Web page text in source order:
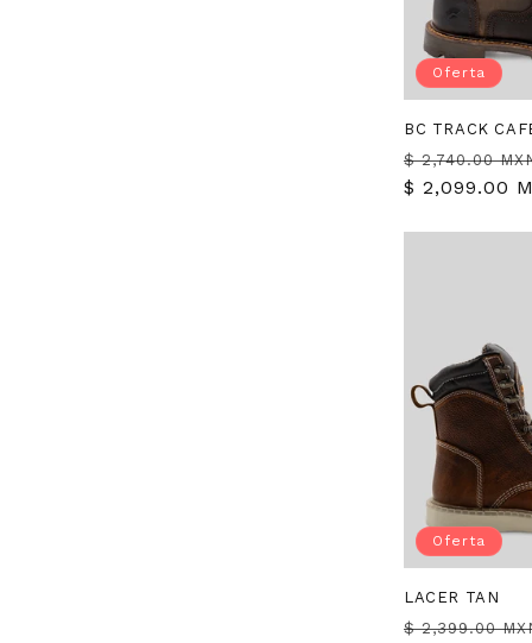
Oferta
BC TRACK
Precio
habitual
$ 2,740.00
$ 2,099.00
Oferta
LACER TAN
Precio
$ 2,399.00